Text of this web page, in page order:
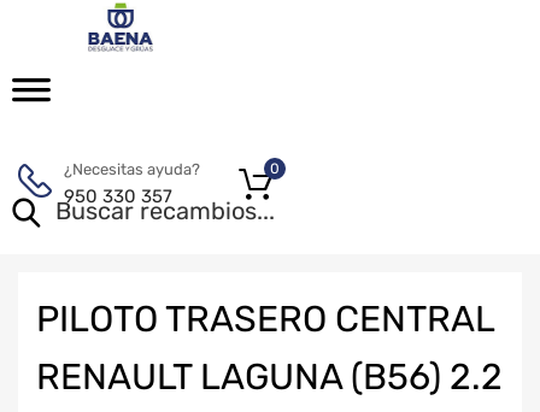
¿Necesitas ayuda?
950 330 357
0
PILOTO TRASERO CENTRAL
RENAULT LAGUNA (B56) 2.2